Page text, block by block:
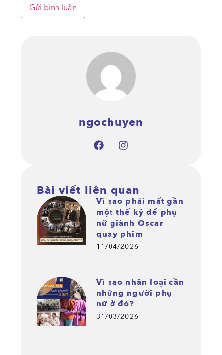
ngochuyen
Bài viết liên quan
Vì sao phải mất gần
một thế kỷ để phụ
nữ giành Oscar
quay phim
11/04/2026
Vì sao nhân loại cần
những người phụ
nữ ở đó?
31/03/2026